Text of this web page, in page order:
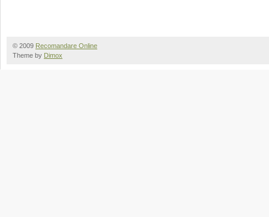
© 2009 Recomandare Online
Theme by Dimox